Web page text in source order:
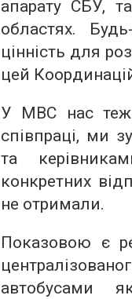
апарату СБУ,
областях.
цінність для
цей
У МВС нас
співпраці, ми
та
конкретних
не отримали.
Показовою є
автобусами